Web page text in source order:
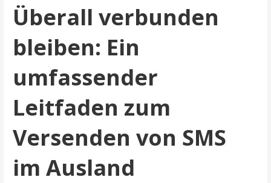
Überall verbunden
bleiben: Ein
umfassender
Leitfaden zum
Versenden von SMS
im Ausland